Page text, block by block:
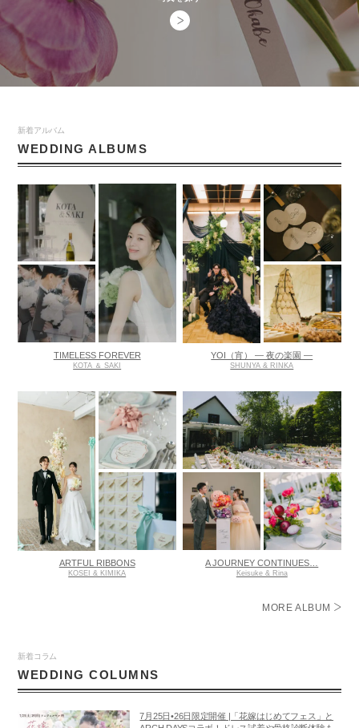
新着アルバム
WEDDING ALBUMS
TIMELESS FOREVER
KOTA ＆ SAKI
YOI（宵） ― 夜の楽園 ―
SHUNYA & RINKA
ARTFUL RIBBONS
KOSEI & KIMIKA
A JOURNEY CONTINUES…
Keisuke & Rina
MORE ALBUM
新着コラム
WEDDING COLUMNS
7月25日•26日限定開催 |「花嫁はじめてフェス」と